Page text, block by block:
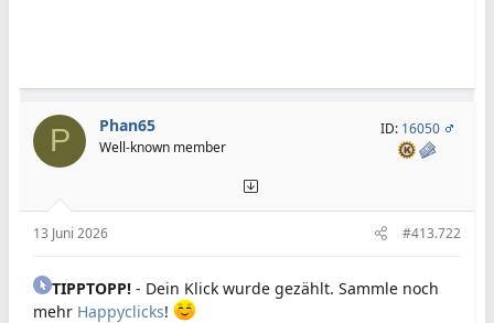
P Phan65
Well-known member
ID: 16050
13 Juni 2026 #413.722
TIPPTOPP! - Dein Klick wurde gezählt. Sammle noch
mehr Happyclicks!